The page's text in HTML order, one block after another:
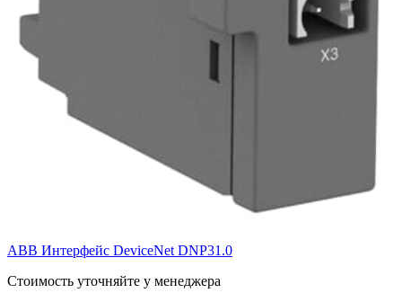
ABB Интерфейс DeviceNet DNP31.0
Cтоимость уточняйте у менеджера